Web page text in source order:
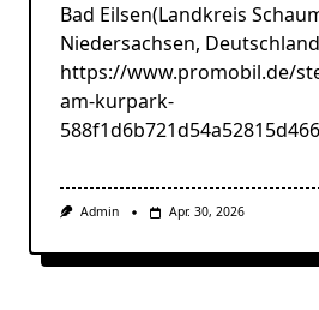
Bad Eilsen(Landkreis
Niedersachsen,
https://www.promobil.de/
am-kurpark-
Admin Apr. 30, 2026